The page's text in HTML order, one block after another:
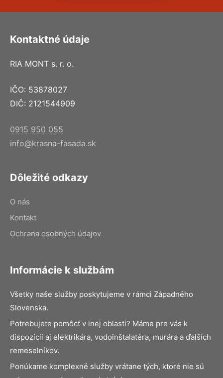
Kontaktné údaje
RIA MONT s. r. o.
IČO: 53878027
DIČ: 2121544909
0915 950 055
info@krasna-fasada.sk
Dôležité odkazy
O nás
Kontakt
Ochrana osobných údajov
Informácie k službám
Všetky naše služby poskytujeme v rámci Západného
Slovenska.
Potrebujete pomôcť v inej oblasti? Máme pre vás k
dispozícii aj elektrikára, vodoinštalatéra, murára a ďalších
remeselníkov.
Ponúkame komplexné služby vrátane tých, ktoré nie sú